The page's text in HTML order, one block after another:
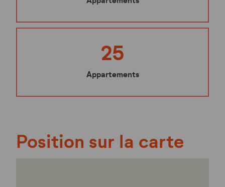
25
Appartements
Position sur la carte